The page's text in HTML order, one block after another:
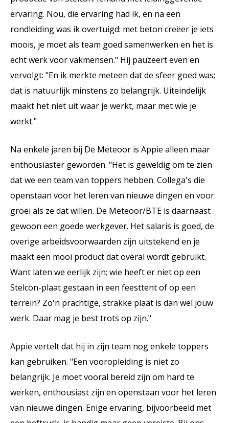
ervaring. Nou, die ervaring had ik, en na een
rondleiding was ik overtuigd: met beton creëer je iets
moois, je moet als team goed samenwerken en het is
echt werk voor vakmensen." Hij pauzeert even en
vervolgt: "En ik merkte meteen dat de sfeer goed was;
dat is natuurlijk minstens zo belangrijk. Uiteindelijk
maakt het niet uit waar je werkt, maar met wie je
werkt."
Na enkele jaren bij De Meteoor is Appie alleen maar
enthousiaster geworden. "Het is geweldig om te zien
dat we een team van toppers hebben. Collega's die
openstaan voor het leren van nieuwe dingen en voor
groei als ze dat willen. De Meteoor/BTE is daarnaast
gewoon een goede werkgever. Het salaris is goed, de
overige arbeidsvoorwaarden zijn uitstekend en je
maakt een mooi product dat overal wordt gebruikt.
Want laten we eerlijk zijn; wie heeft er niet op een
Stelcon-plaat gestaan in een feesttent of op een
terrein? Zo'n prachtige, strakke plaat is dan wel jouw
werk. Daar mag je best trots op zijn."
Appie vertelt dat hij in zijn team nog enkele toppers
kan gebruiken. "Een vooropleiding is niet zo
belangrijk. Je moet vooral bereid zijn om hard te
werken, enthousiast zijn en openstaan voor het leren
van nieuwe dingen. Enige ervaring, bijvoorbeeld met